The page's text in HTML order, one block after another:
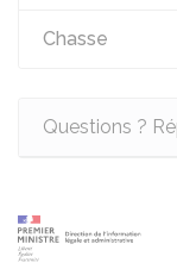
Chasse
Questions ?